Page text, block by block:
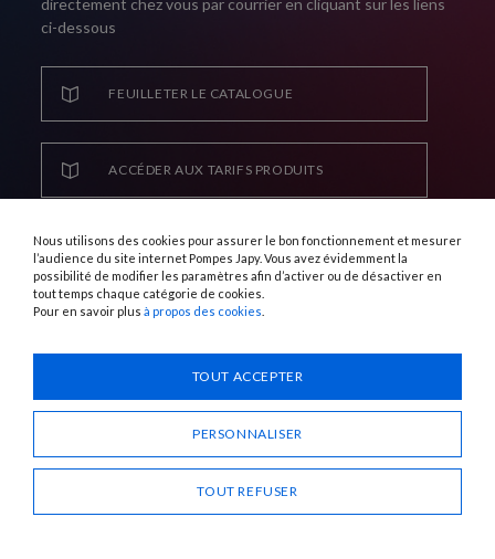
ci-dessous
FEUILLETER LE CATALOGUE
FRANÇAIS
ANGLAIS
ACCÉDER AUX TARIFS PRODUITS
ACCÉDER AUX TARIFS DES PIÈCES
DÉTACHÉES
FRANÇAIS
RECEVOIR LE CATALOGUE
Recevoir le catalogue tarif Pompes Japy en
Nom
Nous utilisons des cookies pour assurer le bon fonctionnement et mesurer
l’audience du site internet Pompes Japy. Vous avez évidemment la
possibilité de modifier les paramètres afin d’activer ou de désactiver en
tout temps chaque catégorie de cookies.
Pour en savoir plus à propos des cookies
TOUT ACCEPTER
PERSONNALISER
TOUT REFUSER